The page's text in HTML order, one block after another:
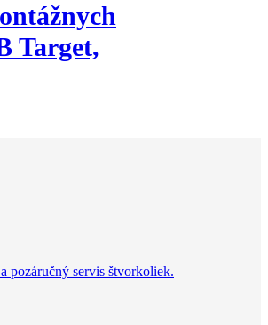
Target,
pozáručný servis štvorkoliek.